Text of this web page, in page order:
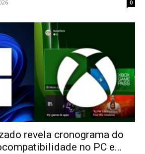
0
revela cronograma do
no PC e...